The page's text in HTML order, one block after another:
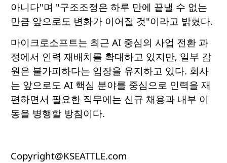
아니다"며 "구조조정은 하루 만에 끝낼 수 없는
만큼 앞으로도 변화가 이어질 것"이라고 밝혔다.
마이크로소프트는 최근 AI 중심의 사업 전환 과
정에서 인력 재배치를 확대하고 있지만, 일부 감
원은 불가피하다는 입장을 유지하고 있다. 회사
는 앞으로도 AI 핵심 분야를 중심으로 인력을 재
편하면서 필요한 직무에는 신규 채용과 내부 이
동을 병행할 방침이다.
Copyright@KSEATTLE.com